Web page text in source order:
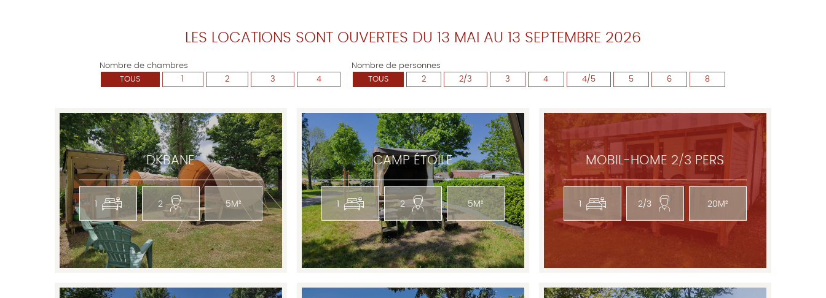
LES LOCATIONS SONT OUVERTES DU 13 MAI AU 13 SEPTEMBRE 2026
Nombre de chambres
TOUS
2 3 4
Nombre de personnes
TOUS
2 2/3 3 4 4/5 5 6 8
DKBANE
1 2 5M²
CAMP ÉTOILE
1 2 5M²
MOBIL-HOME 2/3 PERS
1 2/3 20M²